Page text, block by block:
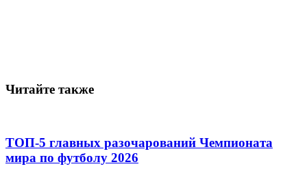
Читайте также
ТОП-5 главных разочарований Чемпионата
мира по футболу 2026